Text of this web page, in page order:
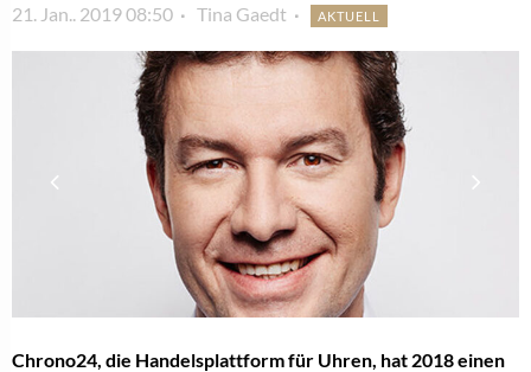
21. Jan.. 2019 08:50 Tina Gaedt AKTUELL
Chrono24, die Handelsplattform für Uhren, hat 2018 einen